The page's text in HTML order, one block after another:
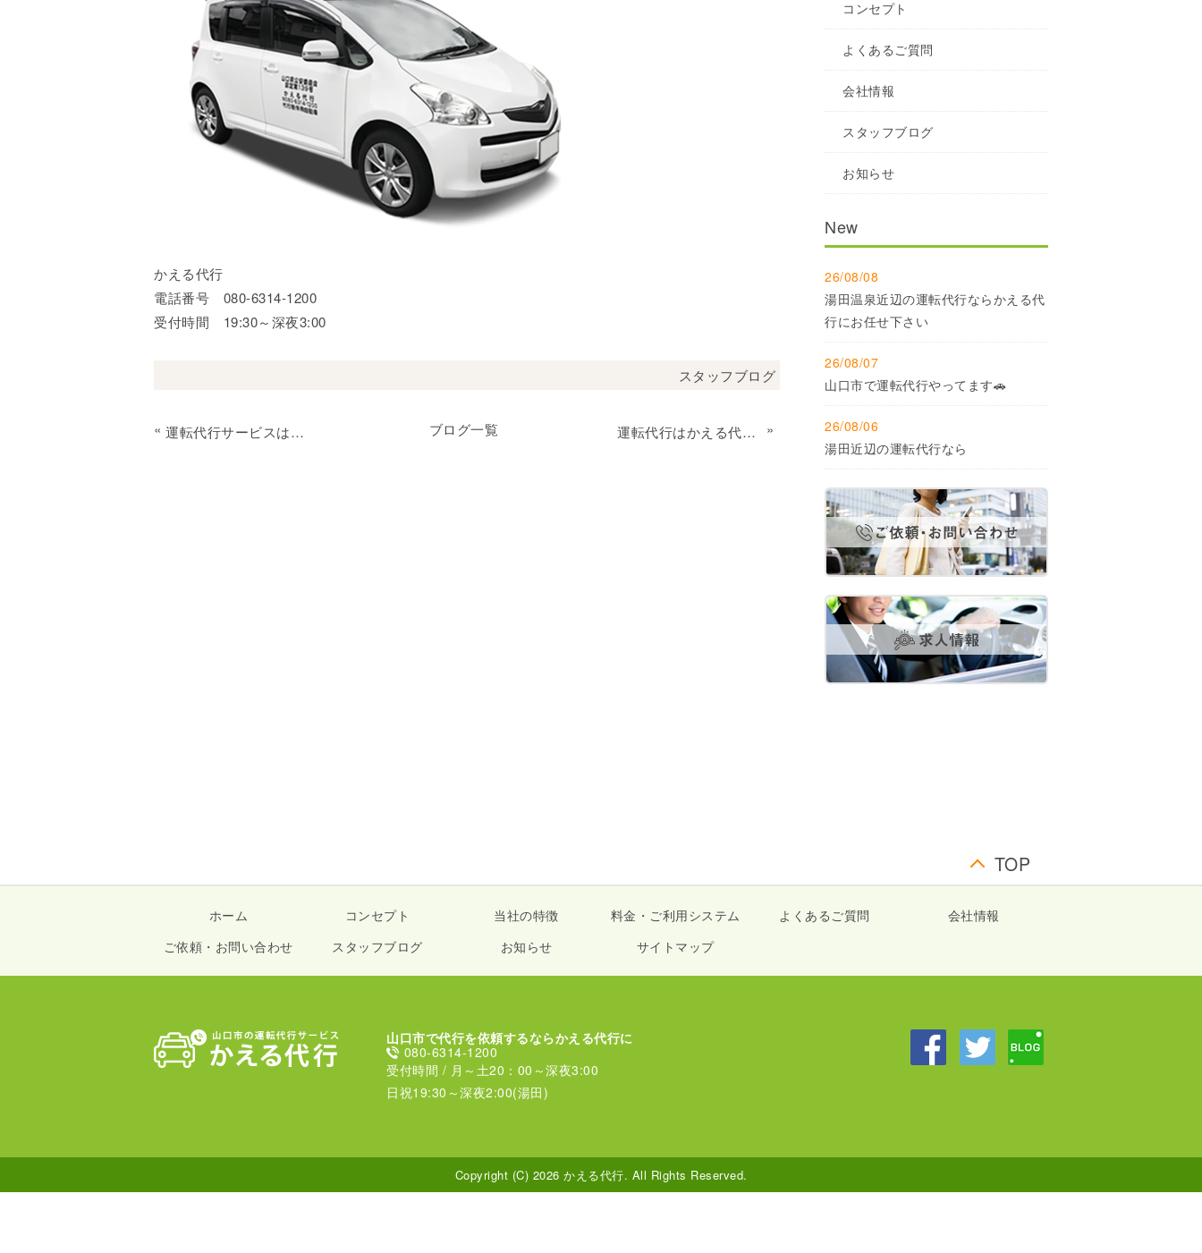
かえる代行
電話番号 080-6314-1200
受付時間 19:30～深夜3:00
スタッフブログ
« 運転代行サービスは かえる代行にお任せください。 ブログ一覧 運転代行はかえる代行にお任せ下さい。 »
コンセプト
よくあるご質問
会社情報
スタッフブログ
お知らせ
New
26/08/08
湯田温泉近辺の運転代行ならかえる代
行にお任せ下さい
26/08/07
山口市で運転代行やってます🚗
26/08/06
湯田近辺の運転代行なら
TOP
ホーム コンセプト 当社の特徴 料金・ご利用システム よくあるご質問
会社情報
ご依頼・お問い合わせ
スタッフブログ お知らせ サイトマップ
山口市で代行を依頼するならかえる代行に
080-6314-1200
受付時間 / 月～土20：00～深夜3:00
日祝19:30～深夜2:00(湯田)
Copyright (C) 2026 かえる代行. All Rights Reserved.